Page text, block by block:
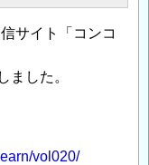
サイト「コンコ
ました。
vol020/